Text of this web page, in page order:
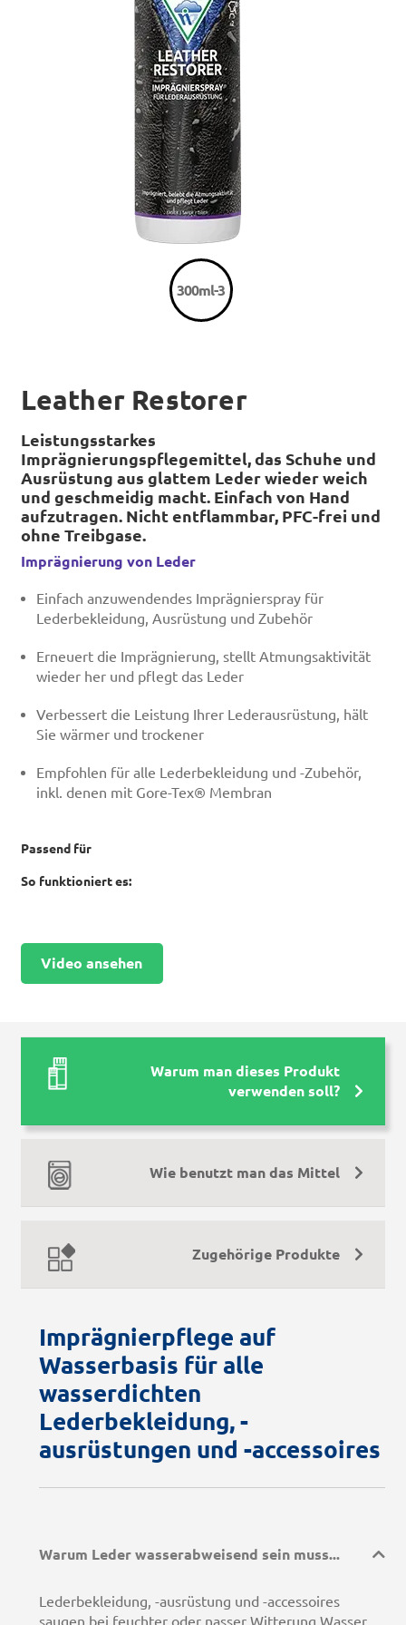
300ml-3
Leather Restorer
Leistungsstarkes
Imprägnierungspflegemittel, das Schuhe und
Ausrüstung aus glattem Leder wieder weich
und geschmeidig macht. Einfach von Hand
aufzutragen. Nicht entflammbar, PFC-frei und
ohne Treibgase.
Imprägnierung von Leder
Einfach anzuwendendes Imprägnierspray für
Lederbekleidung, Ausrüstung und Zubehör
Erneuert die Imprägnierung, stellt Atmungsaktivität
wieder her und pflegt das Leder
Verbessert die Leistung Ihrer Lederausrüstung, hält
Sie wärmer und trockener
Empfohlen für alle Lederbekleidung und -Zubehör,
inkl. denen mit Gore-Tex® Membran
Passend für
So funktioniert es:
Video ansehen
Warum man dieses Produkt
verwenden soll?
Wie benutzt man das Mittel
Zugehörige Produkte
Imprägnierpflege auf
Wasserbasis für alle
wasserdichten
Lederbekleidung, -
ausrüstungen und -accessoires
Warum Leder wasserabweisend sein muss...
Lederbekleidung, -ausrüstung und -accessoires
saugen bei feuchter oder nasser Witterung Wasser